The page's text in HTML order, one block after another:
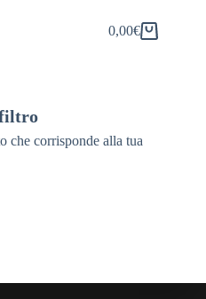
Carrello
0,00€
che corrisponde alla tua